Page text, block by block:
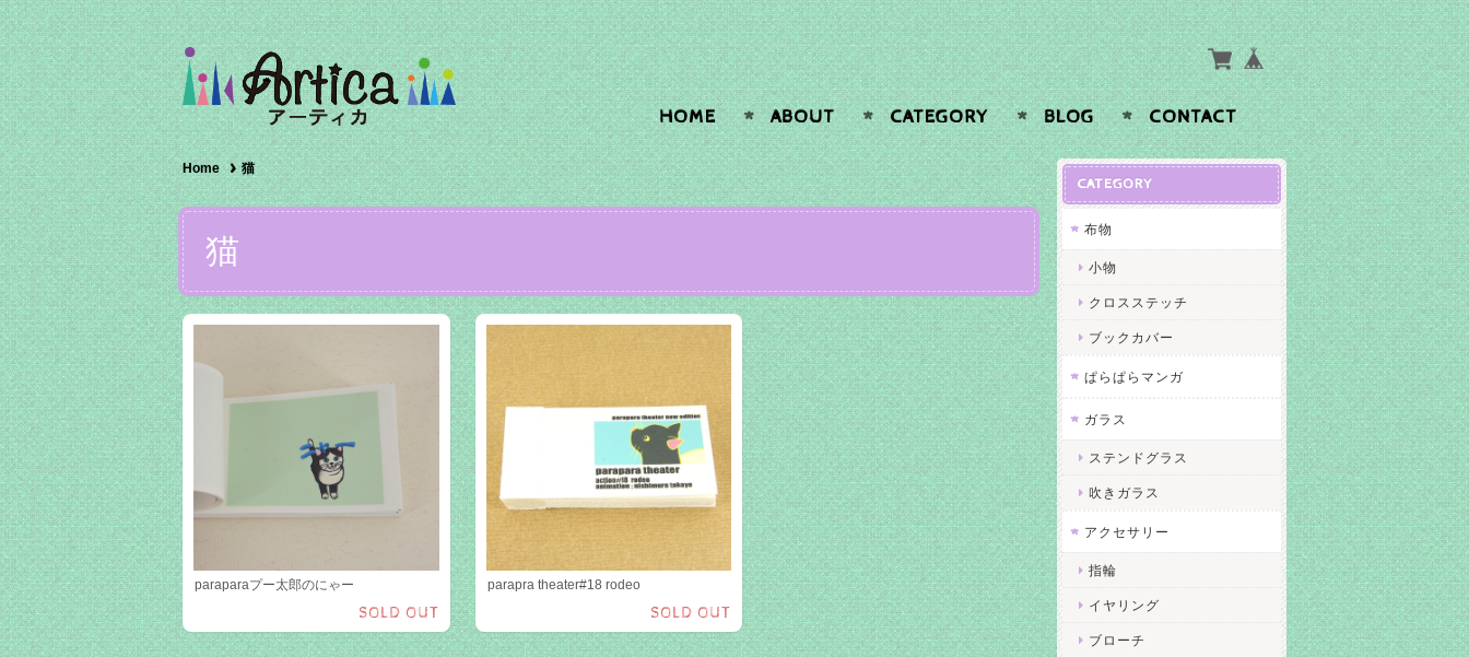
HOME ABOUT CATEGORY BLOG CONTACT
Home 猫
猫
paraparaプー太郎のにゃー
SOLD OUT
parapra theater#18 rodeo
SOLD OUT
CATEGORY
布物
小物
クロスステッチ
ブックカバー
ぱらぱらマンガ
ガラス
ステンドグラス
吹きガラス
アクセサリー
指輪
イヤリング
ブローチ